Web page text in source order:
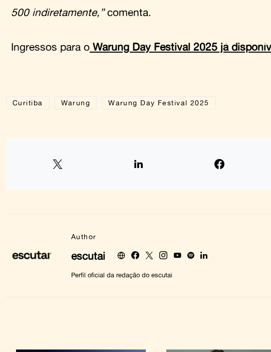
500 indiretamente,”comenta.
Ingressos para o Warung Day Festival 2025 já
Curitiba Warung Warung Day Festival 2025
Author
escutai
Perfil oficial da redação do escutai